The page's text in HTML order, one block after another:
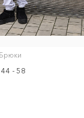
- 58